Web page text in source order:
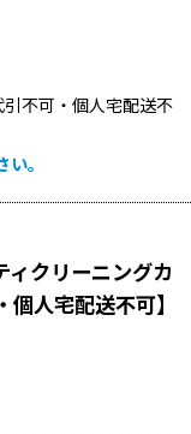
不可・個人宅配送不
。
ィクリーニングカ
人宅配送不可】